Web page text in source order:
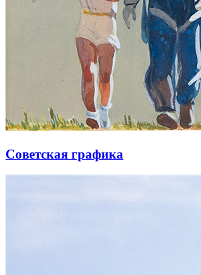
Советская графика